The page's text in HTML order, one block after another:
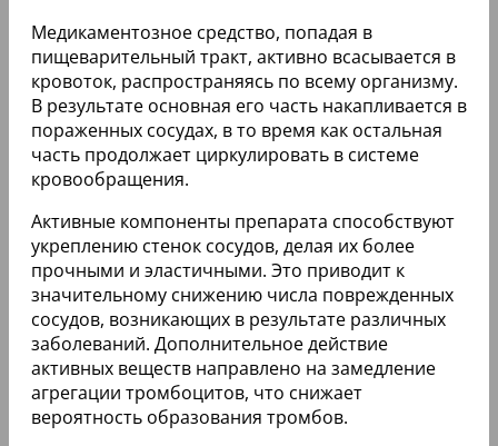
Медикаментозное средство, попадая в
пищеварительный тракт, активно всасывается в
кровоток, распространяясь по всему организму.
В результате основная его часть накапливается в
пораженных сосудах, в то время как остальная
часть продолжает циркулировать в системе
кровообращения.
Активные компоненты препарата способствуют
укреплению стенок сосудов, делая их более
прочными и эластичными. Это приводит к
значительному снижению числа поврежденных
сосудов, возникающих в результате различных
заболеваний. Дополнительное действие
активных веществ направлено на замедление
агрегации тромбоцитов, что снижает
вероятность образования тромбов.